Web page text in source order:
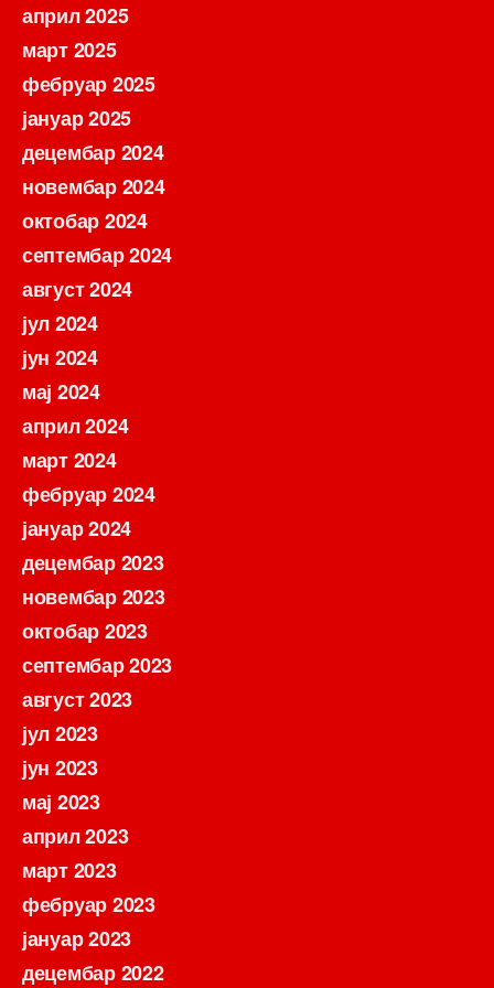
април 2025
март 2025
фебруар 2025
јануар 2025
децембар 2024
новембар 2024
октобар 2024
септембар 2024
август 2024
јул 2024
јун 2024
мај 2024
април 2024
март 2024
фебруар 2024
јануар 2024
децембар 2023
новембар 2023
октобар 2023
септембар 2023
август 2023
јул 2023
јун 2023
мај 2023
април 2023
март 2023
фебруар 2023
јануар 2023
децембар 2022